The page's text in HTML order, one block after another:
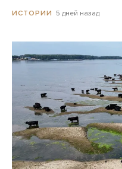
ИСТОРИИ 5 дней назад